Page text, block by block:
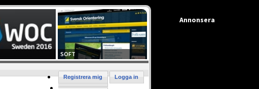
SOFT
Logga in
Registrera mig
Annonsera